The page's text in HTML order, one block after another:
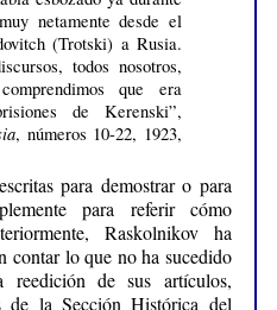
netamente desde el
(Trotski) a Rusia.
todos nosotros,
que era
de Kerenski”,
, números 10-22, 1923,
para demostrar o para
para referir cómo
Raskolnikov ha
contar lo que no ha sucedido
de sus artículos,
de la Sección Histórica del